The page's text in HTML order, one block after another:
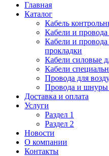
Главная
Каталог
Кабель
Кабели и провода
Кабели и
прокладки
Кабели силовые
Кабели
Провода для
Провода и шнуры
Доставка и оплата
Услуги
Раздел 1
Раздел 2
Новости
О компании
Контакты